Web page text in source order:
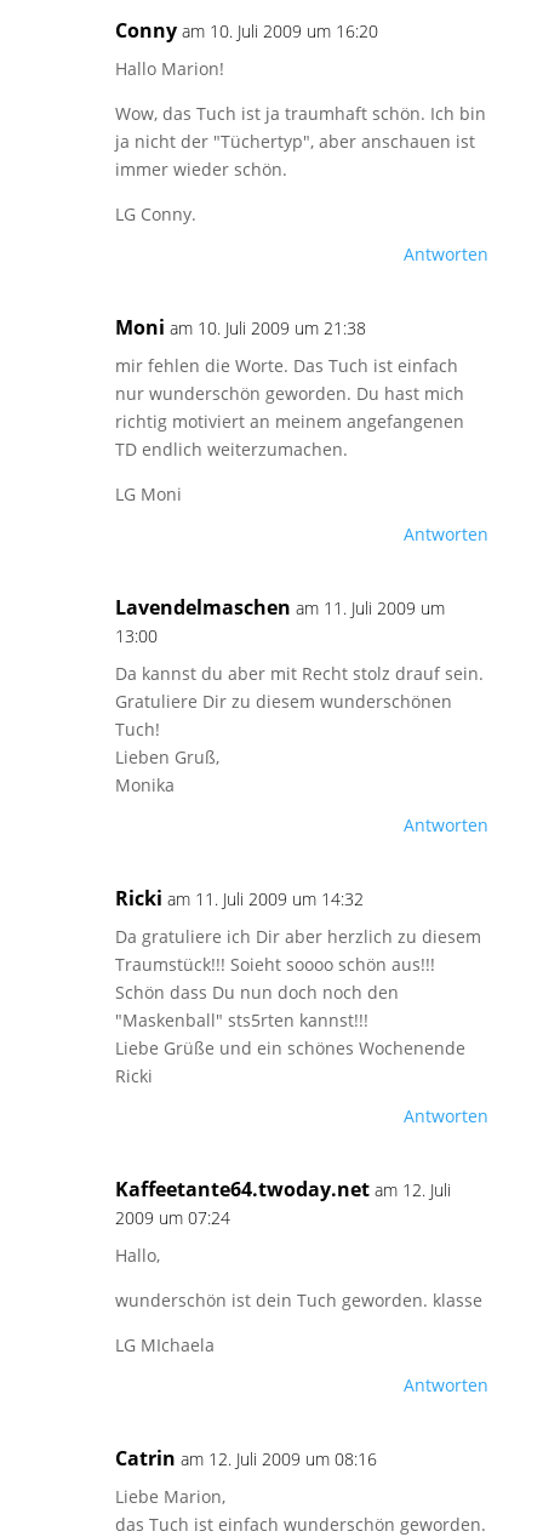
Conny am 10. Juli 2009 um 16:20
Hallo Marion!
Wow, das Tuch ist ja traumhaft schön. Ich bin
ja nicht der "Tüchertyp", aber anschauen ist
immer wieder schön.
LG Conny.
Antworten
Moni am 10. Juli 2009 um 21:38
mir fehlen die Worte. Das Tuch ist einfach
nur wunderschön geworden. Du hast mich
richtig motiviert an meinem angefangenen
TD endlich weiterzumachen.
LG Moni
Antworten
Lavendelmaschen am 11. Juli 2009 um
13:00
Da kannst du aber mit Recht stolz drauf sein.
Gratuliere Dir zu diesem wunderschönen
Tuch!
Lieben Gruß,
Monika
Antworten
Ricki am 11. Juli 2009 um 14:32
Da gratuliere ich Dir aber herzlich zu diesem
Traumstück!!! Soieht soooo schön aus!!!
Schön dass Du nun doch noch den
"Maskenball" sts5rten kannst!!!
Liebe Grüße und ein schönes Wochenende
Ricki
Antworten
Kaffeetante64.twoday.net am 12. Juli
2009 um 07:24
Hallo,
wunderschön ist dein Tuch geworden. klasse
LG MIchaela
Antworten
Catrin am 12. Juli 2009 um 08:16
Liebe Marion,
das Tuch ist einfach wunderschön geworden.